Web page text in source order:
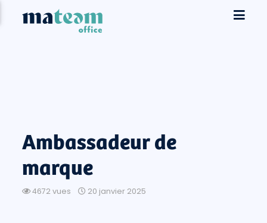
Ambassadeur de
marque
4672 vues 20 janvier 2025